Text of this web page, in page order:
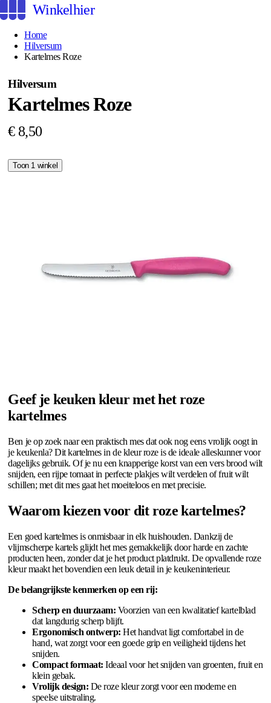
Winkelhier
Home
Hilversum
Kartelmes Roze
Hilversum
Kartelmes Roze
€ 8,50
Toon 1 winkel
Geef je keuken kleur met het roze
kartelmes
Ben je op zoek naar een praktisch mes dat ook nog eens vrolijk oogt in
je keukenla? Dit kartelmes in de kleur roze is de ideale alleskunner voor
dagelijks gebruik. Of je nu een knapperige korst van een vers brood wilt
snijden, een rijpe tomaat in perfecte plakjes wilt verdelen of fruit wilt
schillen; met dit mes gaat het moeiteloos en met precisie.
Waarom kiezen voor dit roze kartelmes?
Een goed kartelmes is onmisbaar in elk huishouden. Dankzij de
vlijmscherpe kartels glijdt het mes gemakkelijk door harde en zachte
producten heen, zonder dat je het product platdrukt. De opvallende roze
kleur maakt het bovendien een leuk detail in je keukeninterieur.
De belangrijkste kenmerken op een rij:
Scherp en duurzaam: Voorzien van een kwalitatief kartelblad
dat langdurig scherp blijft.
Ergonomisch ontwerp: Het handvat ligt comfortabel in de
hand, wat zorgt voor een goede grip en veiligheid tijdens het
snijden.
Compact formaat: Ideaal voor het snijden van groenten, fruit en
klein gebak.
Vrolijk design: De roze kleur zorgt voor een moderne en
speelse uitstraling.